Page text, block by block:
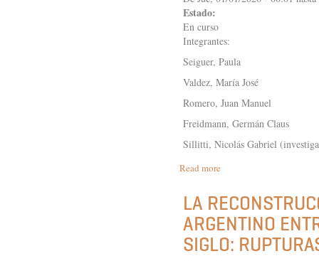
Estado:
En curso
Integrantes:
Seiguer, Paula
Valdez, María José
Romero, Juan Manuel
Freidmann, Germán Claus
Sillitti, Nicolás Gabriel
Read more
FORMACIÓN
DE
LA
IDEA
DE
LA
ARGENTINO
SIGLO: